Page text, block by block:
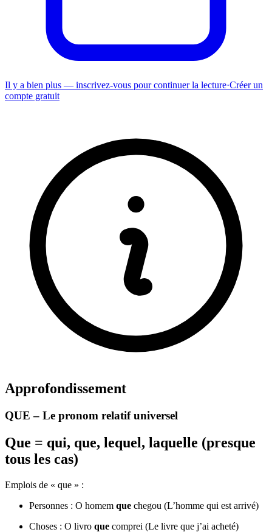
Il y a bien plus — inscrivez-vous pour continuer la lecture·Créer un
compte gratuit
Approfondissement
QUE – Le pronom relatif universel
Que = qui, que, lequel, laquelle (presque
tous les cas)
Emplois de « que » :
Personnes : O homem que chegou (L’homme qui est arrivé)
Choses : O livro que comprei (Le livre que j’ai acheté)